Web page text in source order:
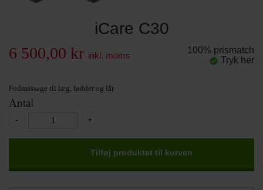
iCare C30
6 500,00 kr inkl. moms
100% prismatch
Tryk her
Fodmassage til læg, fødder og lår
Antal
- +
Tilføj produktet til kurven